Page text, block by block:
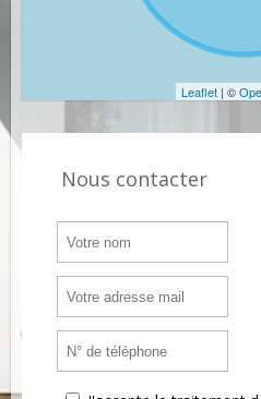
Leaflet | ©
Nous contacter